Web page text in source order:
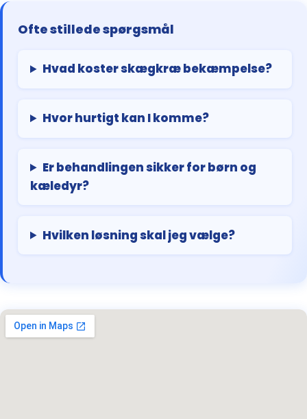
Ofte stillede spørgsmål
Hvad koster skægkræ bekæmpelse?
Hvor hurtigt kan I komme?
Er behandlingen sikker for børn og
kæledyr?
Hvilken løsning skal jeg vælge?